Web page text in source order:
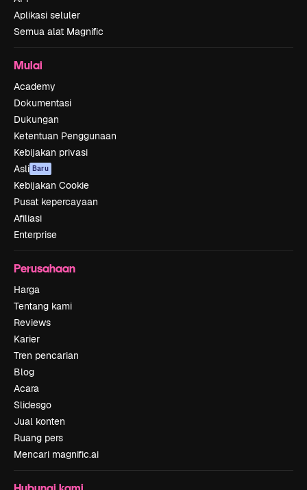
Aplikasi seluler
Semua alat Magnific
Mulai
Academy
Dokumentasi
Dukungan
Ketentuan Penggunaan
Kebijakan privasi
Asli Baru
Kebijakan Cookie
Pusat kepercayaan
Afiliasi
Enterprise
Perusahaan
Harga
Tentang kami
Reviews
Karier
Tren pencarian
Blog
Acara
Slidesgo
Jual konten
Ruang pers
Mencari magnific.ai